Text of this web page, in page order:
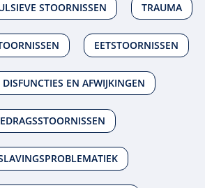
STOORNISSEN TRAUMA
EETSTOORNISSEN
DISFUNCTIES EN AFWIJKINGEN